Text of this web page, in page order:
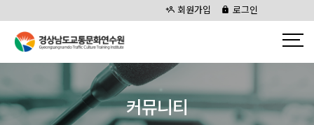
회원가입 로그인
커뮤니티